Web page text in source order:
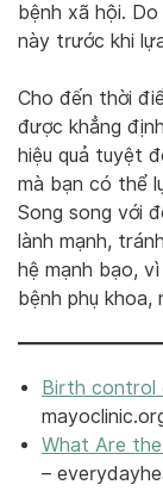
bệnh xã hội.
này trước khi
Cho đến thời
được khẳng
hiệu quả tuyệt
mà bạn có thể
Song song với
lành mạnh,
hệ mạnh bạo,
bệnh phụ
Birth control
What Are
–